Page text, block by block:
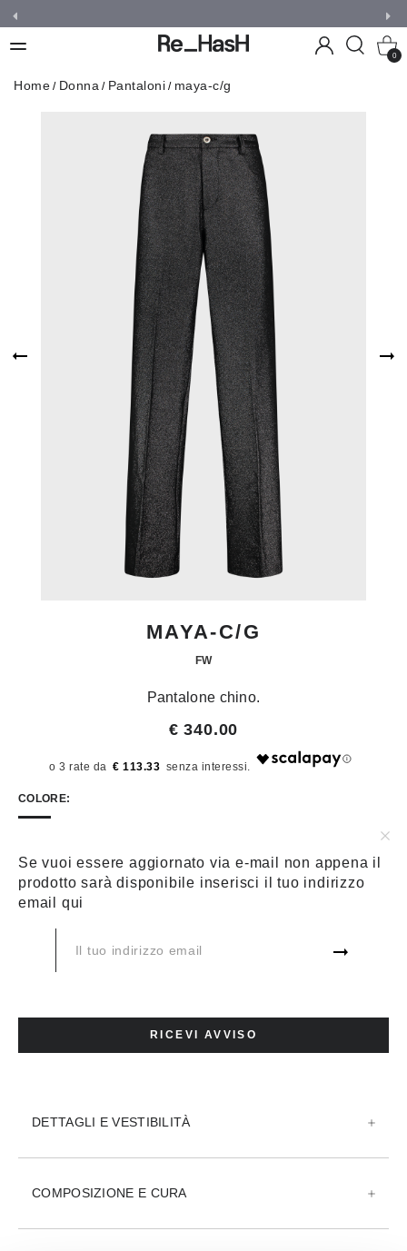
0
Home Donna Pantaloni maya-c/g
MAYA-C/G
FW
Pantalone chino.
€ 340.00
€ 113.33
COLORE:
TAGLIA: GUIDA TAGLIE
AGGIUNGI AL CARRELLO
Se vuoi essere aggiornato via e-mail non appena il
prodotto sarà disponibile inserisci il tuo indirizzo
email qui
RICEVI AVVISO
DETTAGLI E VESTIBILITÀ
COMPOSIZIONE E CURA